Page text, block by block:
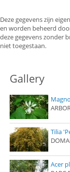
Deze gegevens zijn
en worden beheerd
deze gegevens zonder
niet toegestaan.
Gallery
Tilia
Acer